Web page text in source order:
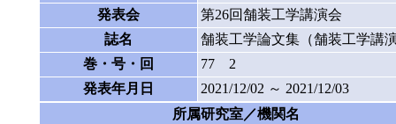
発表会
第26回舗装工学講演会
誌名
舗装工学論文集（舗装工学講
巻・号・回
77 2
発表年月日
2021/12/02 ～ 2021/12/03
所属研究室／機関名